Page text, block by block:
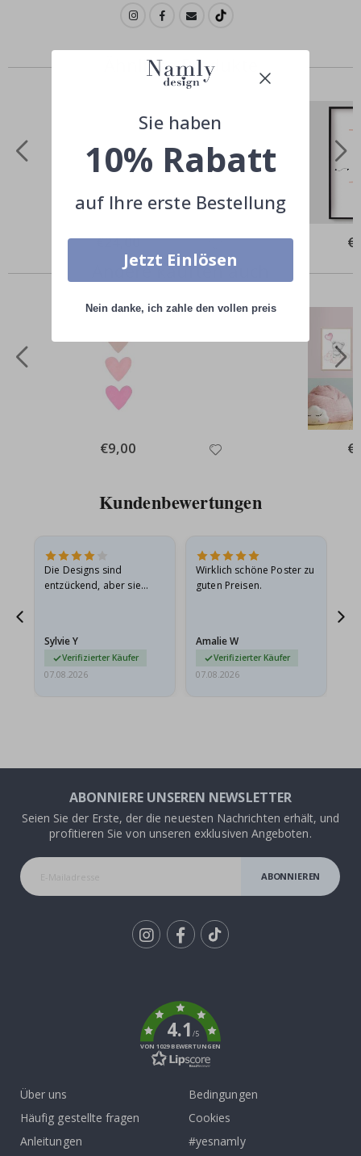
Ähnliche Produkte
Special
€24,00
Andere kauften auch
Special
Price
€9,00
Kundenbewertungen
Die Designs sind
entzückend, aber sie
sie…
Sylvie Y
Verifizierter Käufer
07.08.2026
Wirklich schöne Poster zu
guten Preisen.
Amalie W
Verifizierter Käufer
07.08.2026
ABONNIERE UNSEREN NEWSLETTER
Seien Sie der Erste, der die neuesten Nachrichten erhält, und
profitieren Sie von unseren exklusiven Angeboten.
ABONNIEREN
4.1/5
VON 1029 BEWERTUNGEN
Über uns
Häufig gestellte fragen
Anleitungen
Bedingungen
Cookies
#yesnamly
Sie haben
10% Rabatt
auf Ihre erste Bestellung
Jetzt Einlösen
Nein danke, ich zahle den vollen preis